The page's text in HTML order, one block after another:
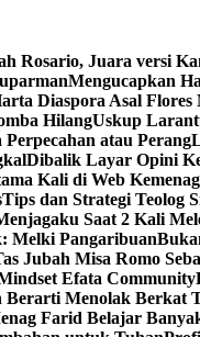
Rosario, Juara versi
Mengucapkan
Diaspora Asal
HilangUskup
atau Perang
Dibalik Layar Opini
Kali di Web Kemenag
Tips dan Strategi Teolog
Saat 2 Kali
Melki Pangaribuan
Jubah Misa Romo
Efata Community
Menolak Berkat
Farid Belajar